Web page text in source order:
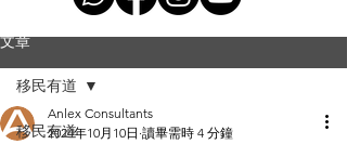
文章
移民有道
移民有道
Anlex Consultants
2024年10月10日 讀畢需時 4 分鐘